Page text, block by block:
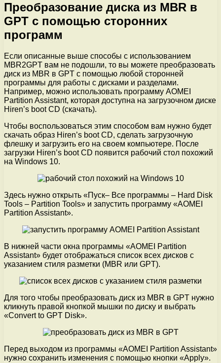
Преобразование диска из MBR в
GPT с помощью сторонних
программ
Если описанные выше способы с использованием
MBR2GPT вам не подошли, то вы можете преобразовать
диск из MBR в GPT с помощью любой сторонней
программы для работы с дисками и разделами.
Например, можно использовать программу AOMEI
Partition Assistant, которая доступна на загрузочном диске
Hiren’s boot CD (скачать).
Чтобы воспользоваться этим способом вам нужно будет
скачать образ Hiren’s boot CD, сделать загрузочную
флешку и загрузить его на своем компьютере. После
загрузки Hiren’s boot CD появится рабочий стол похожий
на Windows 10.
Здесь нужно открыть «Пуск– Все программы – Hard Disk
Tools – Partition Tools» и запустить программу «AOMEI
Partition Assistant».
В нижней части окна программы «AOMEI Partition
Assistant» будет отображаться список всех дисков с
указанием стиля разметки (MBR или GPT).
Для того чтобы преобразовать диск из MBR в GPT нужно
кликнуть правой кнопкой мышки по диску и выбрать
«Convert to GPT Disk».
Перед выходом из программы «AOMEI Partition Assistant»
нужно сохранить изменения с помощью кнопки «Apply».